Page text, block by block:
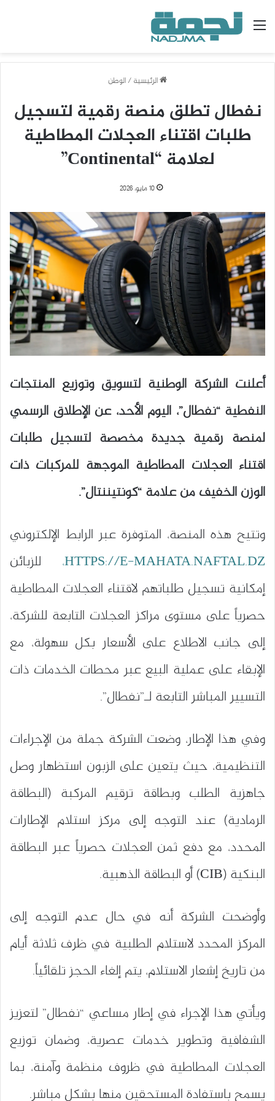
القائمة
الرئيسية/الوطن
نفطال تطلق منصة رقمية لتسجيل
طلبات اقتناء العجلات المطاطية
لعلامة “Continental”
10 مايو، 2026
أعلنت الشركة الوطنية لتسويق وتوزيع المنتجات
النفطية “نفطال”، اليوم الأحد، عن الإطلاق الرسمي
لمنصة رقمية جديدة مخصصة لتسجيل طلبات
اقتناء العجلات المطاطية الموجهة للمركبات ذات
الوزن الخفيف من علامة “كونتيننتال”.
وتتيح هذه المنصة، المتوفرة عبر الرابط الإلكتروني
HTTPS://E-MAHATA.NAFTAL.DZ،
للزبائن
إمكانية تسجيل طلباتهم لاقتناء العجلات المطاطية
حصرياً على مستوى مراكز العجلات التابعة للشركة،
إلى جانب الاطلاع على الأسعار بكل سهولة، مع
الإبقاء على عملية البيع عبر محطات الخدمات ذات
التسيير المباشر التابعة لـ”نفطال”.
وفي هذا الإطار، وضعت الشركة جملة من الإجراءات
التنظيمية، حيث يتعين على الزبون استظهار وصل
جاهزية الطلب وبطاقة ترقيم المركبة (البطاقة
الرمادية) عند التوجه إلى مركز استلام الإطارات
المحدد، مع دفع ثمن العجلات حصرياً عبر البطاقة
البنكية (CIB) أو البطاقة الذهبية.
وأوضحت الشركة أنه في حال عدم التوجه إلى
المركز المحدد لاستلام الطلبية في ظرف ثلاثة أيام
من تاريخ إشعار الاستلام، يتم إلغاء الحجز تلقائياً.
ويأتي هذا الإجراء في إطار مساعي “نفطال” لتعزيز
الشفافية وتطوير خدمات عصرية، وضمان توزيع
العجلات المطاطية في ظروف منظمة وآمنة، بما
يسمح باستفادة المستحقين منها بشكل مباشر.